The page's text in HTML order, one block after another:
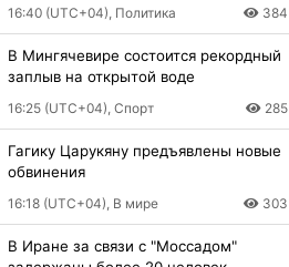
16:40 (UTC+04), Политика 384
В Мингячевире состоится рекордный
заплыв на открытой воде
16:25 (UTC+04), Спорт 285
Гагику Царукяну предъявлены новые
обвинения
16:18 (UTC+04), В мире 303
В Иране за связи с "Моссадом"